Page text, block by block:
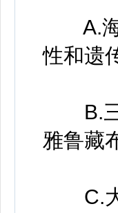
A.海
性和遗
B.三
雅鲁藏
C.大